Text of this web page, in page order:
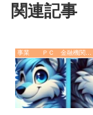
関連記事